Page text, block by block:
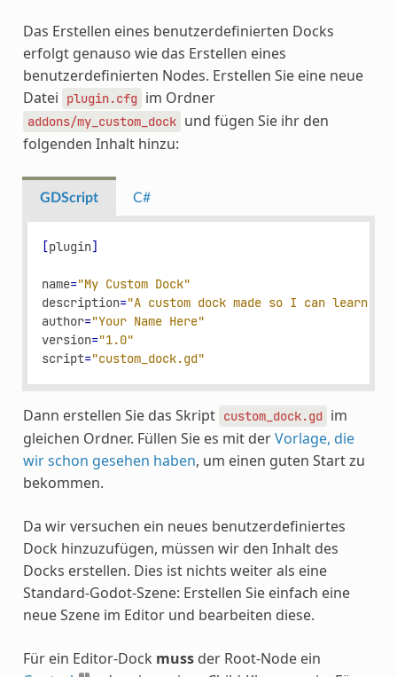
Das Erstellen eines benutzerdefinierten Docks
erfolgt genauso wie das Erstellen eines
benutzerdefinierten Nodes. Erstellen Sie eine neue
Datei
plugin.cfg im Ordner
addons/my_custom_dock und fügen Sie ihr den
folgenden Inhalt hinzu:
GDScript C#
[plugin]
name="My Custom Dock"
description="A custom dock made so I can learn
author="Your Name Here"
version="1.0"
script="custom_dock.gd"
Dann erstellen Sie das Skript custom_dock.gd im
gleichen Ordner. Füllen Sie es mit derVorlage, die
wir schon gesehen haben, um einen guten Start zu
bekommen.
Da wir versuchen ein neues benutzerdefiniertes
Dock hinzuzufügen, müssen wir den Inhalt des
Docks erstellen. Dies ist nichts weiter als eine
Standard-Godot-Szene: Erstellen Sie einfach eine
neue Szene im Editor und bearbeiten diese.
Für ein Editor-Dock mussder Root-Node ein